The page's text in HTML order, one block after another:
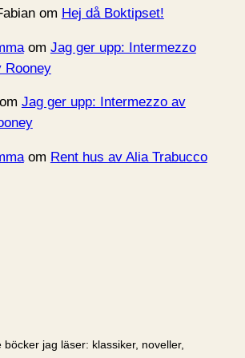
om Hej då Boktipset!
om Jag ger upp: Intermezzo
Rooney
Jag ger upp: Intermezzo av
om Rent hus av Alia Trabucco
böcker jag läser: klassiker, noveller,